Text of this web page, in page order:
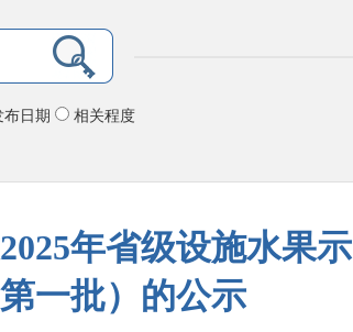
日期 相关程度
年省级设施水果示
一批）的公示